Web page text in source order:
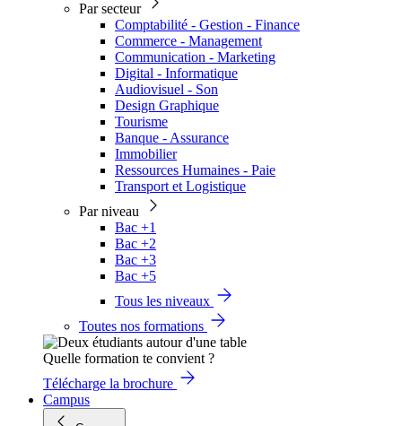
Par secteur
Comptabilité - Gestion - Finance
Commerce - Management
Communication - Marketing
Digital - Informatique
Audiovisuel - Son
Design Graphique
Tourisme
Banque - Assurance
Immobilier
Ressources Humaines - Paie
Transport et Logistique
Par niveau
Bac +1
Bac +2
Bac +3
Bac +5
Tous les niveaux
Toutes nos formations
Quelle formation te convient ?
Télécharge la brochure
Campus